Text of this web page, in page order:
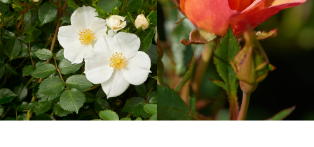
Nuovi collezioni
Dovè comprare la pianta
CURATURA
Curatura delle Rose da esterno
Curatura delle Rose da interno
Curatura delle Clematis da esterno
Curatura delle Clematis da interno
Curatura "Towne & Country"
TROVA LA PIANTA